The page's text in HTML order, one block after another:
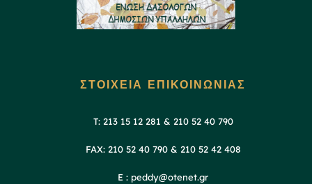
ΣΤΟΙΧΕΙΑ ΕΠΙΚΟΙΝΩΝΙΑΣ
T: 213 15 12 281 & 210 52 40 790
FAX: 210 52 40 790 & 210 52 42 408
E : peddy@otenet.gr